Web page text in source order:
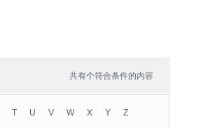
共有个符合条件的内容
T U V W X Y Z